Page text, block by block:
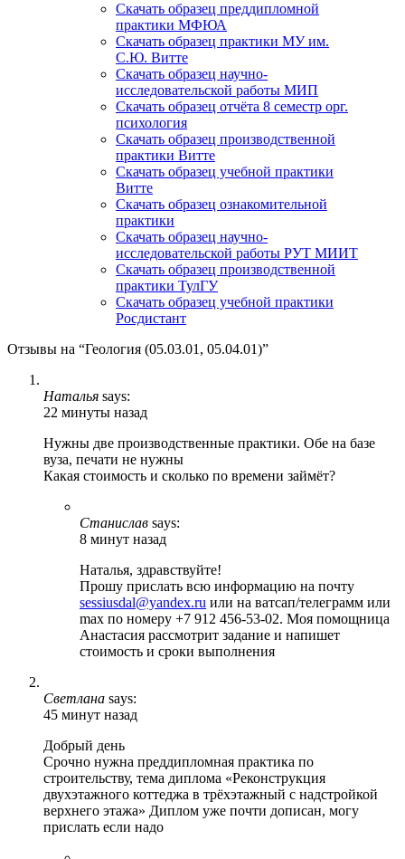
Скачать образец преддипломной
практики МФЮА
Скачать образец практики МУ им.
С.Ю. Витте
Скачать образец научно-
исследовательской работы МИП
Скачать образец отчёта 8 семестр орг.
психология
Скачать образец производственной
практики Витте
Скачать образец учебной практики
Витте
Скачать образец ознакомительной
практики
Скачать образец научно-
исследовательской работы РУТ МИИТ
Скачать образец производственной
практики ТулГУ
Скачать образец учебной практики
Росдистант
Отзывы на “Геология (05.03.01, 05.04.01)”
Наталья says:
22 минуты назад
Нужны две производственные практики. Обе на базе
вуза, печати не нужны
Какая стоимость и сколько по времени займёт?
Станислав says:
8 минут назад
Наталья, здравствуйте!
Прошу прислать всю информацию на почту
sessiusdal@yandex.ru или на ватсап/телеграмм или
max по номеру +7 912 456-53-02. Моя помощница
Анастасия рассмотрит задание и напишет
стоимость и сроки выполнения
Светлана says:
45 минут назад
Добрый день
Срочно нужна преддипломная практика по
строительству, тема диплома «Реконструкция
двухэтажного коттеджа в трёхэтажный с надстройкой
верхнего этажа» Диплом уже почти дописан, могу
прислать если надо